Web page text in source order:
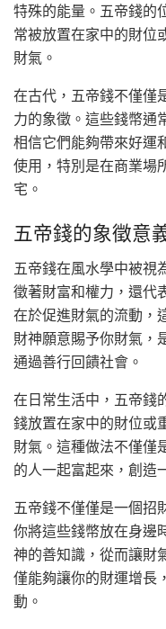
特殊的能量。五帝錢的
常被放置在家中的財位
財氣。
在古代，五帝錢不僅僅
力的象徵。這些錢幣通
相信它們能夠帶來好運
使用，特別是在商業場
宅。
五帝錢的象徵意
五帝錢在風水學中被視
徵著財富和權力，還代
在於促進財氣的流動，
財神願意賜予你財氣，
通過善行回饋社會。
在日常生活中，五帝錢
錢放置在家中的財位或
財氣。這種做法不僅僅
的人一起富起來，創造
五帝錢不僅僅是一個招
你將這些錢幣放在身邊
神的善知識，從而讓財
僅能夠讓你的財運增長
動。